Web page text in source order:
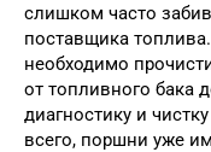
слишком часто
поставщика
необходимо
от топливного бака
диагностику и
всего, поршни уже